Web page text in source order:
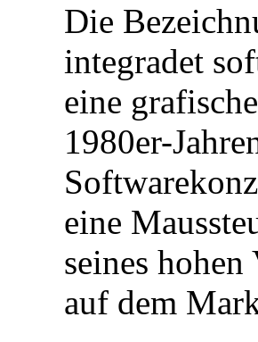
Die
integradet
eine
1980er-
eine
seines
auf dem